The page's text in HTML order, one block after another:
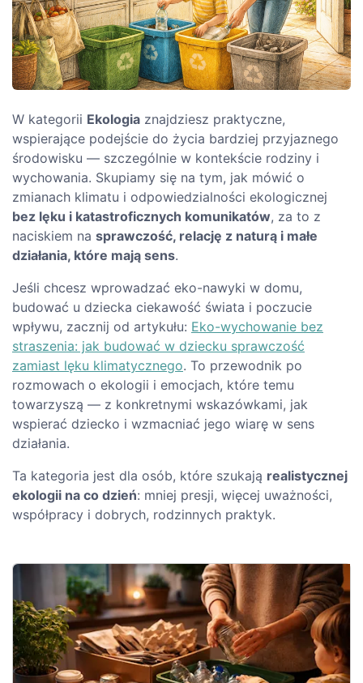
W kategorii Ekologia znajdziesz praktyczne,
wspierające podejście do życia bardziej przyjaznego
środowisku — szczególnie w kontekście rodziny i
wychowania. Skupiamy się na tym, jak mówić o
zmianach klimatu i odpowiedzialności ekologicznej
bez lęku i katastroficznych komunikatów, za to z
naciskiem na sprawczość, relację z naturą i małe
działania, które mają sens.
Jeśli chcesz wprowadzać eko-nawyki w domu,
budować u dziecka ciekawość świata i poczucie
wpływu, zacznij od artykułu: Eko-wychowanie bez
straszenia: jak budować w dziecku sprawczość
zamiast lęku klimatycznego. To przewodnik po
rozmowach o ekologii i emocjach, które temu
towarzyszą — z konkretnymi wskazówkami, jak
wspierać dziecko i wzmacniać jego wiarę w sens
działania.
Ta kategoria jest dla osób, które szukają realistycznej
ekologii na co dzień: mniej presji, więcej uważności,
współpracy i dobrych, rodzinnych praktyk.